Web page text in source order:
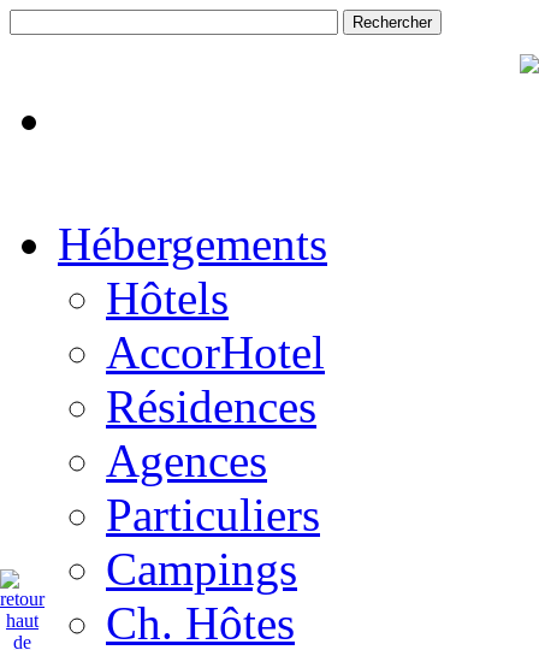
Hébergements
Hôtels
AccorHotel
Résidences
Agences
Particuliers
Campings
Ch. Hôtes